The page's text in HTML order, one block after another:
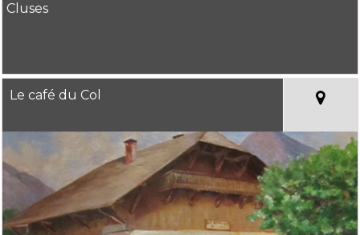
Cluses
Le café du Col